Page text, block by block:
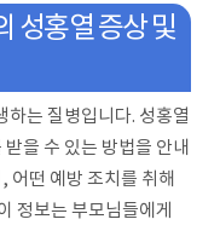
성홍열 증상 및
하는 질병입니다. 성홍열
을 수 있는 방법을 안내
어떤 예방 조치를 취해
정보는 부모님들에게